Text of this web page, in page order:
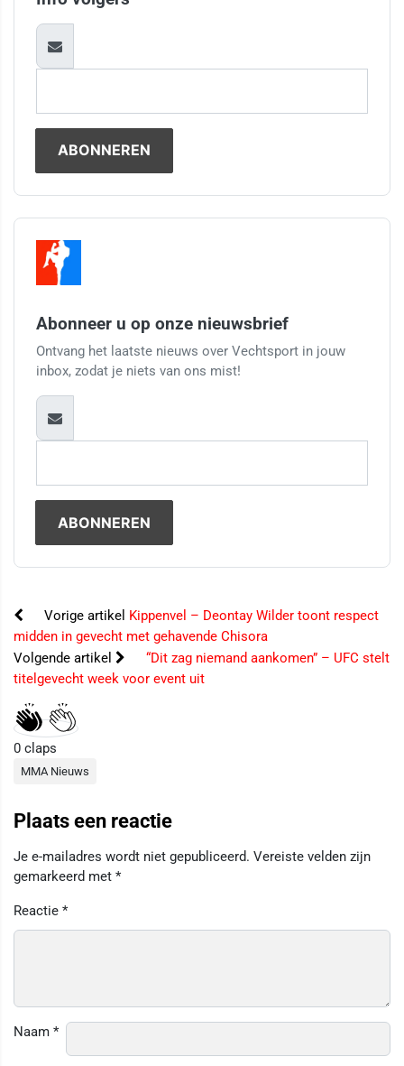
Abonneer u op onze nieuwsbrief
Ontvang het laatste nieuws over Vechtsport in jouw
inbox, zodat je niets van ons mist!
Vorige artikel Kippenvel – Deontay Wilder toont respect
midden in gevecht met gehavende Chisora
Volgende artikel
“Dit zag niemand aankomen” – UFC stelt
titelgevecht week voor event uit
0 claps
MMA Nieuws
Plaats een reactie
Je e-mailadres wordt niet gepubliceerd. Vereiste velden zijn
gemarkeerd met *
Reactie *
Naam *